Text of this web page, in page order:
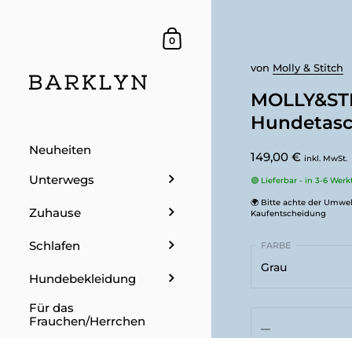
Dein Warenkorb
0
Neuheiten
Unterwegs
Zuhause
Schlafen
Hundebekleidung
Für das
Frauchen/Herrchen
von Molly & Stitch
149,00 € inkl. MwSt.
🟢 Lieferbar - in 3-6
🌍 Bitte achte der
Kaufentscheidung
Grau